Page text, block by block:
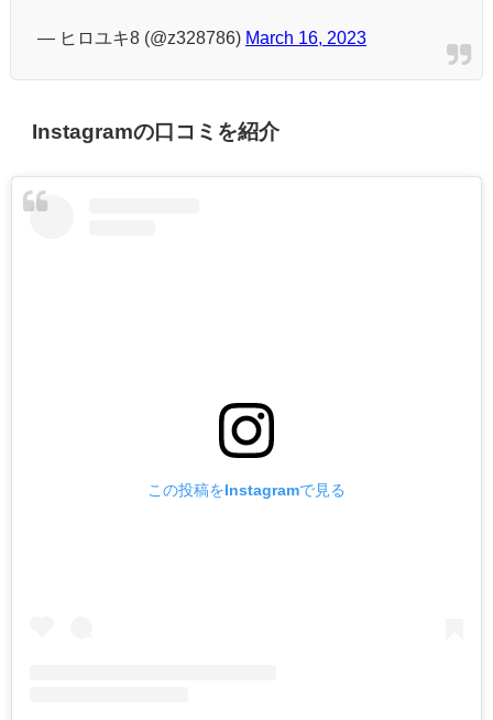
— ヒロユキ8 (@z328786) March 16, 2023
Instagramの口コミを紹介
この投稿をInstagramで見る